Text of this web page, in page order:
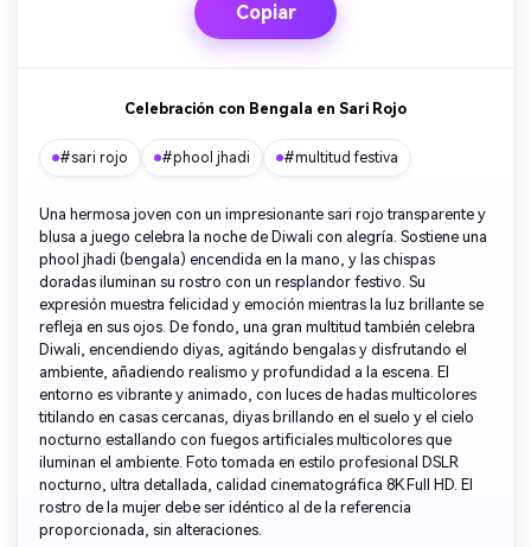
Copiar
Celebración con Bengala en Sari Rojo
#sari rojo #phool jhadi #multitud festiva
Una hermosa joven con un impresionante sari rojo transparente y
blusa a juego celebra la noche de Diwali con alegría. Sostiene una
phool jhadi (bengala) encendida en la mano, y las chispas
doradas iluminan su rostro con un resplandor festivo. Su
expresión muestra felicidad y emoción mientras la luz brillante se
refleja en sus ojos. De fondo, una gran multitud también celebra
Diwali, encendiendo diyas, agitándo bengalas y disfrutando el
ambiente, añadiendo realismo y profundidad a la escena. El
entorno es vibrante y animado, con luces de hadas multicolores
titilando en casas cercanas, diyas brillando en el suelo y el cielo
nocturno estallando con fuegos artificiales multicolores que
iluminan el ambiente. Foto tomada en estilo profesional DSLR
nocturno, ultra detallada, calidad cinematográfica 8K Full HD. El
rostro de la mujer debe ser idéntico al de la referencia
proporcionada, sin alteraciones.